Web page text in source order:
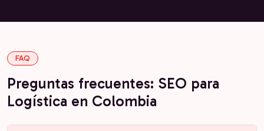
FAQ
Preguntas frecuentes: SEO para
Logística en Colombia